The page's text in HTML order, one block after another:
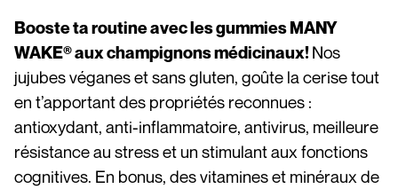
Booste ta routine avec les gummies MANY
WAKE® aux champignons médicinaux!Nos
jujubes véganes et sans gluten, goûte la cerise tout
en t’apportant des propriétés reconnues :
antioxydant, anti-inflammatoire, antivirus, meilleure
résistance au stress et un stimulant aux fonctions
cognitives. En bonus, des vitamines et minéraux de